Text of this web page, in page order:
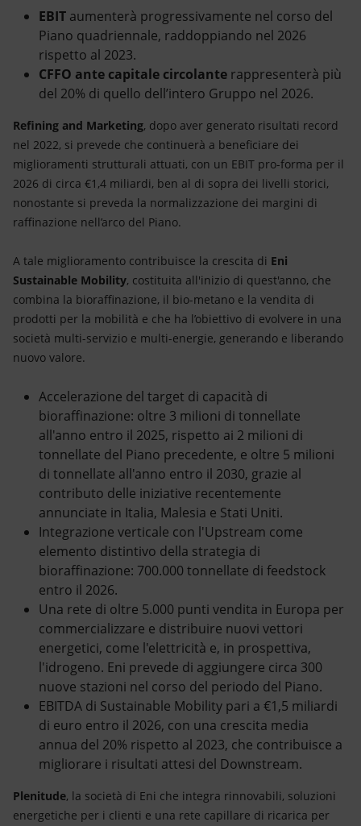
EBIT aumenterà progressivamente nel corso del
Piano quadriennale, raddoppiando nel 2026
rispetto al 2023.
CFFO ante capitale circolante rappresenterà più
del 20% di quello dell’intero Gruppo nel 2026.
Refining and Marketing, dopo aver generato risultati record
nel 2022, si prevede che continuerà a beneficiare dei
miglioramenti strutturali attuati, con un EBIT pro-forma per il
2026 di circa €1,4 miliardi, ben al di sopra dei livelli storici,
nonostante si preveda la normalizzazione dei margini di
raffinazione nell’arco del Piano.
A tale miglioramento contribuisce la crescita di Eni
Sustainable Mobility, costituita all'inizio di quest'anno, che
combina la bioraffinazione, il bio-metano e la vendita di
prodotti per la mobilità e che ha l’obiettivo di evolvere in una
società multi-servizio e multi-energie, generando e liberando
nuovo valore.
Accelerazione del target di capacità di
bioraffinazione: oltre 3 milioni di tonnellate
all'anno entro il 2025, rispetto ai 2 milioni di
tonnellate del Piano precedente, e oltre 5 milioni
di tonnellate all'anno entro il 2030, grazie al
contributo delle iniziative recentemente
annunciate in Italia, Malesia e Stati Uniti.
Integrazione verticale con l'Upstream come
elemento distintivo della strategia di
bioraffinazione: 700.000 tonnellate di feedstock
entro il 2026.
Una rete di oltre 5.000 punti vendita in Europa per
commercializzare e distribuire nuovi vettori
energetici, come l'elettricità e, in prospettiva,
l'idrogeno. Eni prevede di aggiungere circa 300
nuove stazioni nel corso del periodo del Piano.
EBITDA di Sustainable Mobility pari a €1,5 miliardi
di euro entro il 2026, con una crescita media
annua del 20% rispetto al 2023, che contribuisce a
migliorare i risultati attesi del Downstream.
Plenitude, la società di Eni che integra rinnovabili, soluzioni
energetiche per i clienti e una rete capillare di ricarica per